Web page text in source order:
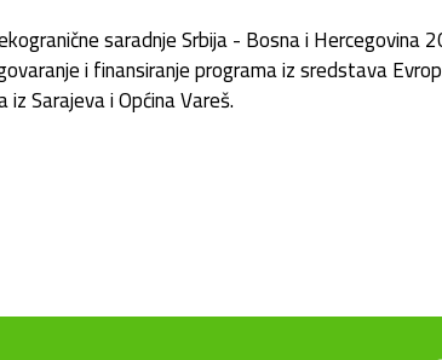
saradnje Srbija - Bosna i Hercegovina
i finansiranje programa iz sredstava
Sarajeva i Općina Vareš.